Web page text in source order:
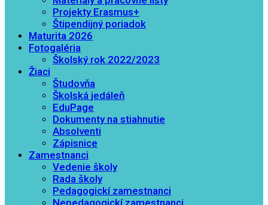
Projekty Erasmus+
Štipendijný poriadok
Maturita 2026
Fotogaléria
Školský rok 2022/2023
Žiaci
Študovňa
Školská jedáleň
EduPage
Dokumenty na stiahnutie
Absolventi
Zápisnice
Zamestnanci
Vedenie školy
Rada školy
Pedagogickí zamestnanci